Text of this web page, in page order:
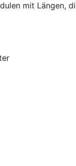
mit Längen,